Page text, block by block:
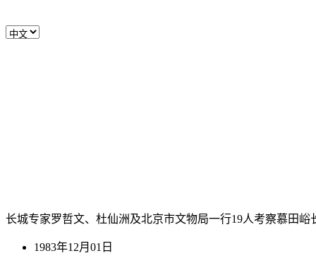
长城专家罗哲文、杜仙洲及北京市文物局一行19人考察慕田峪
1983年12月01日